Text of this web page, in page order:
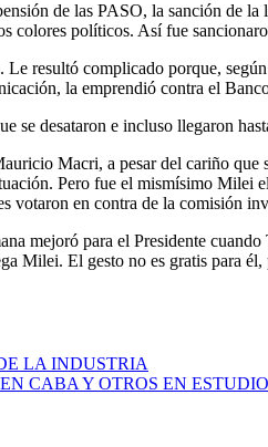
de las PASO, la sanción de
colores políticos. Así fue
resultó complicado porque,
la emprendió contra el
se desataron e incluso llegaron
Macri, a pesar del cariño
Pero fue el mismísimo
votaron en contra de la comisión
mejoró para el Presidente
Milei. El gesto no es gratis para
LA INDUSTRIA
CABA Y OTROS EN